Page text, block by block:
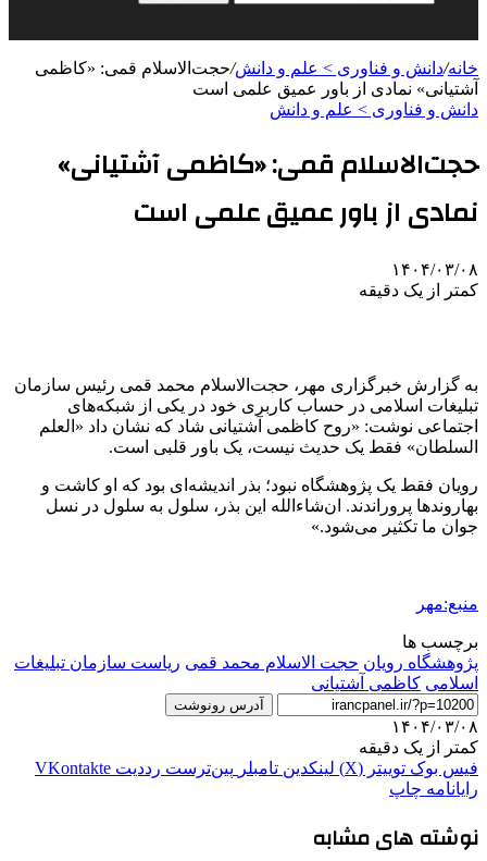
خانه/دانش و فناوری > علم و دانش/حجت‌الاسلام قمی: «کاظمی
آشتیانی» نمادی از باور عمیق علمی است
دانش و فناوری > علم و دانش
حجت‌الاسلام قمی: «کاظمی آشتیانی»
نمادی از باور عمیق علمی است
۱۴۰۴/۰۳/۰۸
کمتر از یک دقیقه
به گزارش خبرگزاری مهر، حجت‌الاسلام محمد قمی رئیس سازمان
تبلیغات اسلامی در حساب کاربری خود در یکی از شبکه‌های
اجتماعی نوشت: «روح کاظمی آشتیانی شاد که نشان داد « العلم
السلطان» فقط یک حدیث نیست، یک باور قلبی است.
رویان فقط یک پژوهشگاه نبود؛ بذر اندیشه‌ای بود که او کاشت و
بهاروندها پروراندند. ان‌شاءالله این بذر، سلول به سلول در نسل
جوان ما تکثیر می‌شود.»
منبع:مهر
برچسب ها
پژوهشگاه رویان حجت الاسلام محمد قمی ریاست سازمان تبلیغات
اسلامی کاظمی آشتیانی
آدرس رونوشت
۱۴۰۴/۰۳/۰۸
کمتر از یک دقیقه
فیس بوک توییتر (X) لینکدین ‫تامبلر ‫پین‌ترست ‫رددیت ‫VKontakte
رایانامه چاپ
نوشته های مشابه